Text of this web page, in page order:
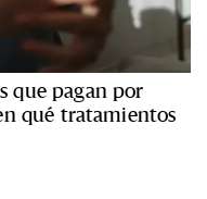
que pagan por
qué tratamientos